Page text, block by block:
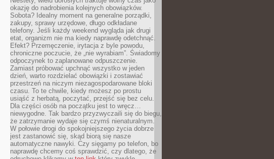
okazję do nadrobienia kolejnych obowiązków.
Sobota? Idealny moment na generalne porządki,
zakupy, sprawy urzędowe, długo odkładane
telefony. Jeśli każdy weekend wygląda jak drugi
etat, organizm nie ma kiedy naprawdę odetchnąć.
Efekt? Przemęczenie, irytacja z byle powodu,
chroniczne poczucie, że „nie wyrabiam”. Świadomy
odpoczynek to zaplanowane odpuszczenie.
Zamiast próbować upchnąć wszystko w jeden
dzień, warto rozdzielać obowiązki i zostawiać
przestrzeń na niczym niezagospodarowane bloki
czasu. To te chwile, kiedy możesz po prostu
usiąść z herbatą, poczytać, przejść się bez celu.
Dla części osób na początku jest to wręcz…
niewygodne. Tak bardzo przyzwyczaili się do biegu,
że zatrzymanie wydaje się czymś nienaturalnym.
W połowie drogi do spokojniejszego życia dobrze
jest zastanowić się, skąd biorą się nasze
automatyczne nawyki. Czy sięgamy po telefon, bo
naprawdę chcemy coś sprawdzić, czy dlatego, że